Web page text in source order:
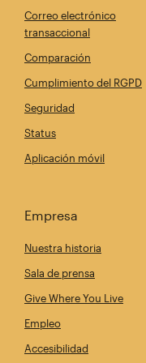
Correo electrónico
transaccional
Comparación
Cumplimiento del RGPD
Seguridad
Status
Aplicación móvil
Empresa
Nuestra historia
Sala de prensa
Give Where You Live
Empleo
Accesibilidad